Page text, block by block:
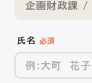
企画財政課 /
氏名